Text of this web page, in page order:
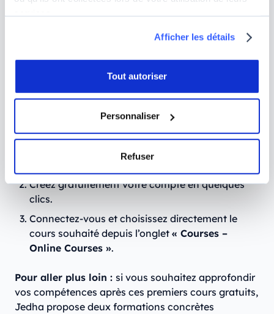
Afficher les détails
Tout autoriser
Personnaliser
Refuser
normale, intervalles de confiance et tests
statistiques (T-tests). Un indispensable pour
Comment profiter des cours gratuits
pour devenir Data Analyst surJULIE?
L’inscription est très simple :
Rendez-vous sur notre plateforme
Créez gratuitement votre compte en quelques
clics.
Connectez-vous et choisissez directement le
cours souhaité depuis l’onglet « Courses –
Online Courses ».
Pour aller plus loin : si vous souhaitez approfondir
vos compétences après ces premiers cours gratuits,
Jedha propose deux formations concrètes